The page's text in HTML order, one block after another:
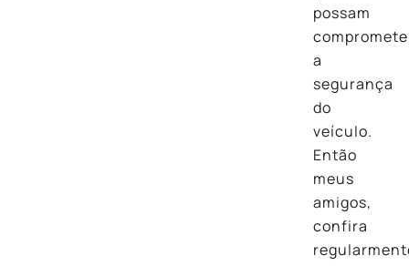
possam
a
segurança
do
veículo.
Então
meus
amigos,
confira